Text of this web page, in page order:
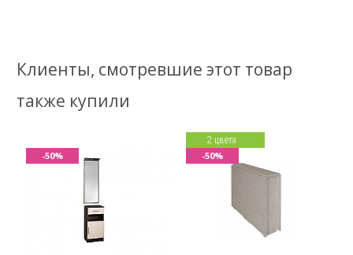
Клиенты, смотревшие этот товар
также купили
-50%
2 цвета
-50%